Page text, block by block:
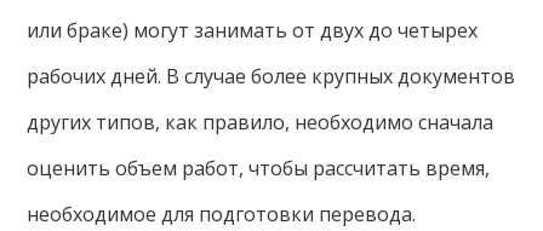
или браке) могут занимать от двух до четырех
рабочих дней. В случае более крупных документов
других типов, как правило, необходимо сначала
оценить объем работ, чтобы рассчитать время,
необходимое для подготовки перевода.